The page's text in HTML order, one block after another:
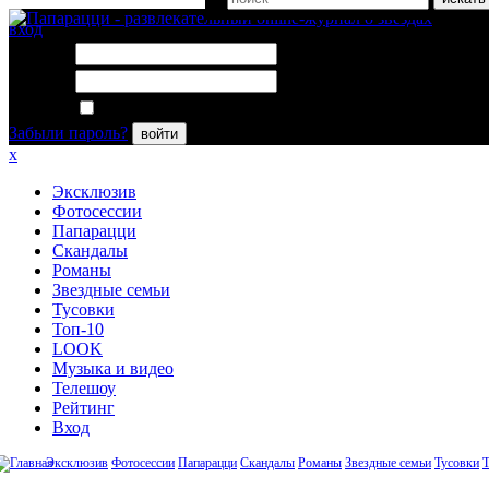
вход
Забыли пароль?
войти
x
Эксклюзив
Фотосессии
Папарацци
Скандалы
Романы
Звездные семьи
Тусовки
Топ-10
LOOK
Музыка и видео
Телешоу
Рейтинг
Вход
Эксклюзив Фотосессии Папарацци Скандалы Романы Звездные семьи Тусовки